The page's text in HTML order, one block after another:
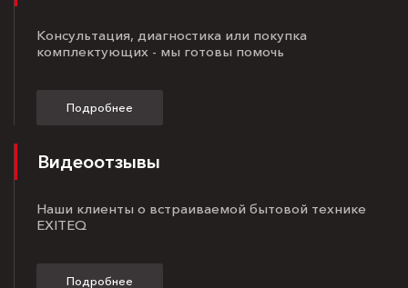
Консультация, диагностика или покупка
комплектующих - мы готовы помочь
Подробнее
Видеоотзывы
Наши клиенты о встраиваемой бытовой технике
EXITEQ
Подробнее